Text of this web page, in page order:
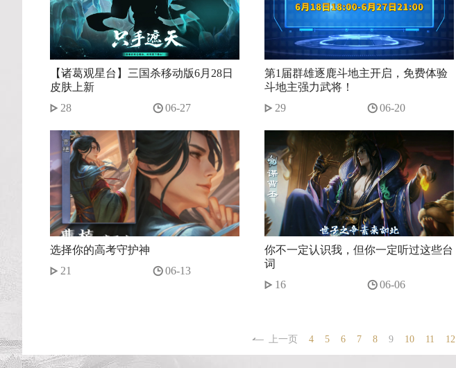
【诸葛观星台】三国杀移动版6月28日
皮肤上新
28
06-27
第1届群雄逐鹿斗地主开启，免费体验
斗地主强力武将！
29
06-20
选择你的高考守护神
21
06-13
你不一定认识我，但你一定听过这些台
词
16
06-06
上一页 4 5 6 7 8 9 10 11 12